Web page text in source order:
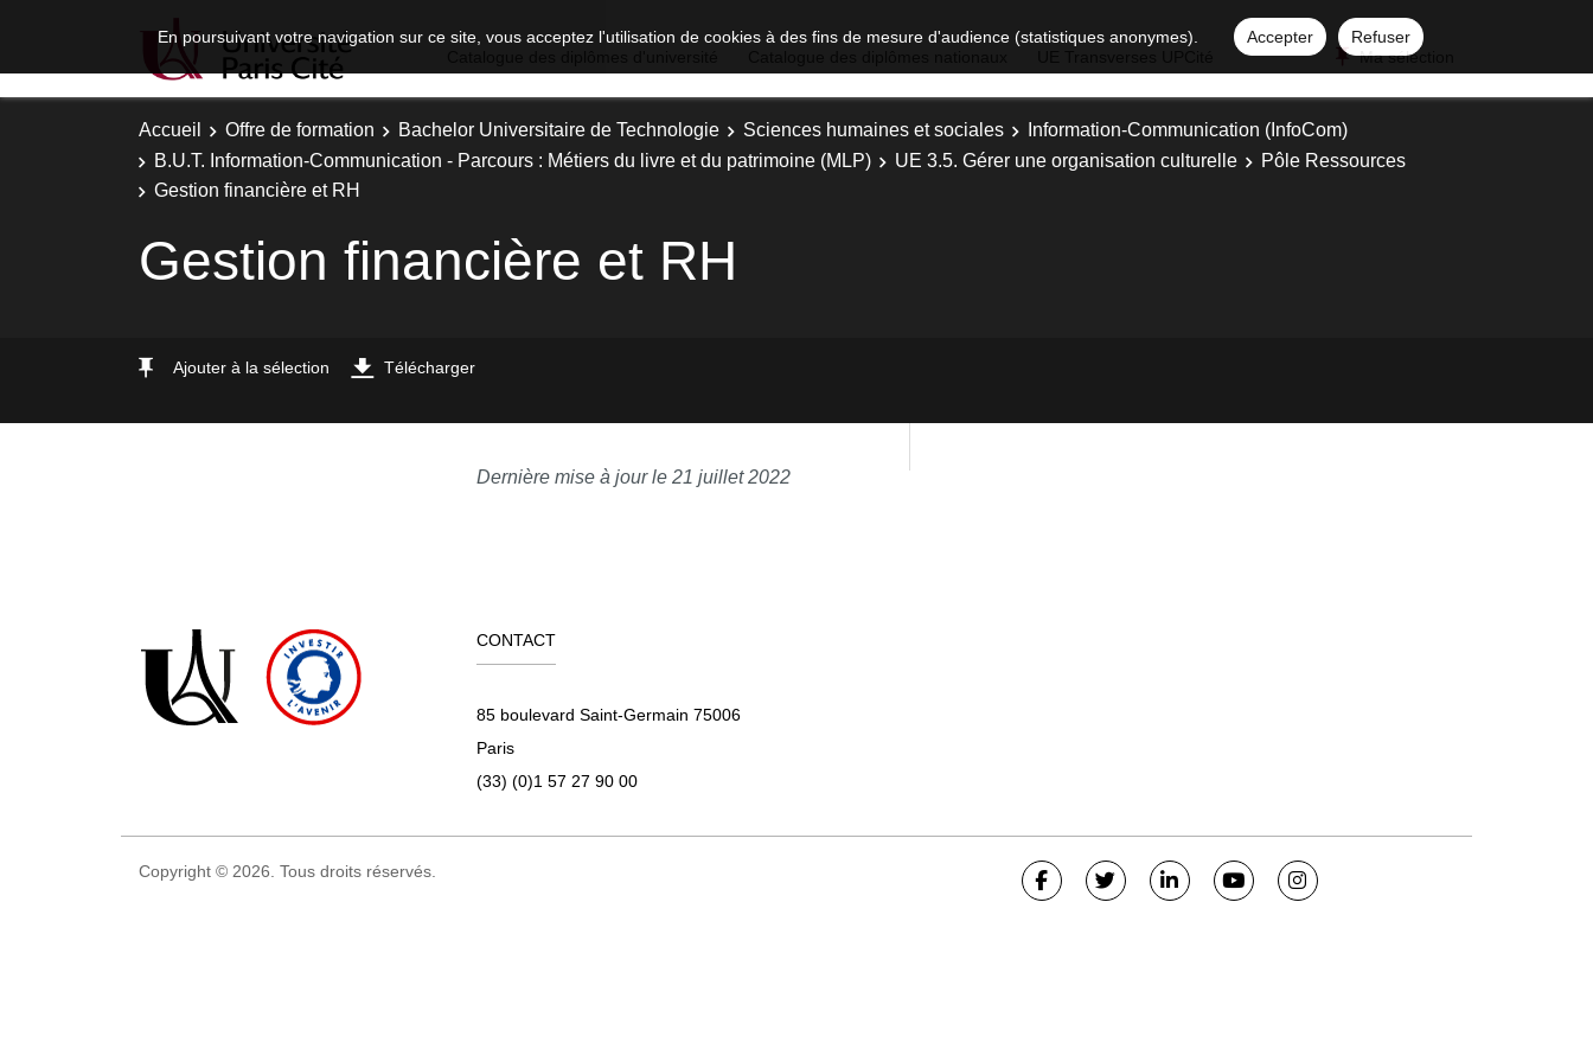
En poursuivant votre navigation sur ce site, vous acceptez l'utilisation de cookies à des fins de mesure d'audience (statistiques anonymes). Accepter
Refuser
Ma sélection
Accueil Offre de formation Bachelor Universitaire de Technologie Sciences humaines et sociales
Information-Communication (InfoCom)
B.U.T. Information-Communication - Parcours : Métiers du livre et du patrimoine (MLP)
UE 3.5. Gérer une organisation culturelle
Pôle Ressources
Gestion financière et RH
Gestion financière et RH
Ajouter à la sélection Télécharger
Dernière mise à jour le 21 juillet 2022
CONTACT
85 boulevard Saint-Germain 75006
Paris
(33) (0)1 57 27 90 00
Copyright © 2026. Tous droits réservés.